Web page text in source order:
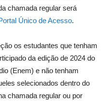
chamada regular será
Único de Acesso.
os estudantes que tenham
da edição de 2024 do
(Enem) e não tenham
selecionados dentro do
chamada regular ou por